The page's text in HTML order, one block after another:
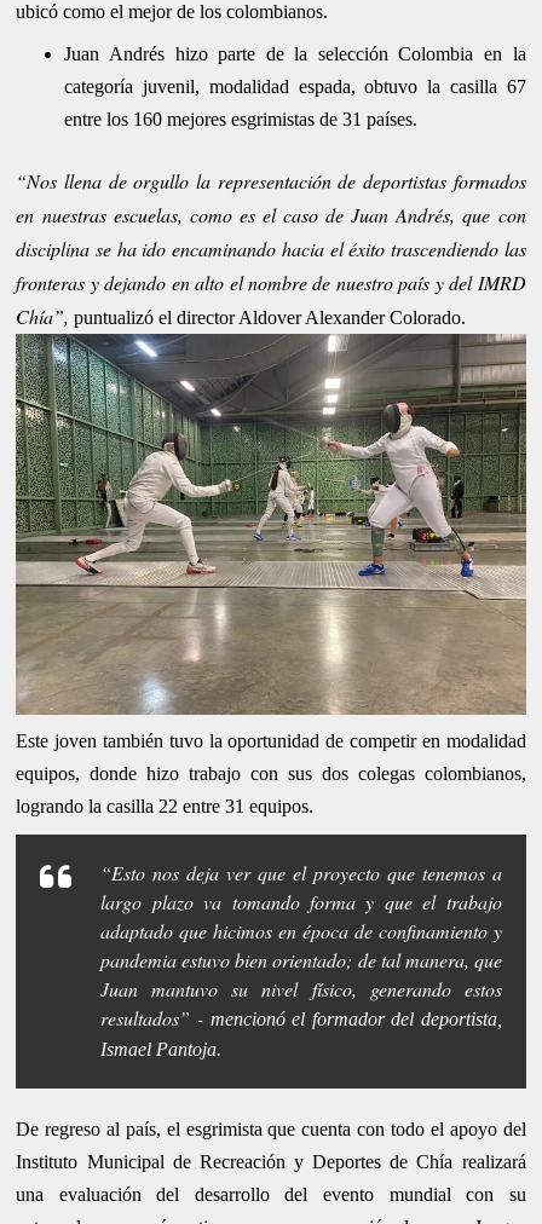
ubicó como el mejor de los colombianos.
Juan Andrés hizo parte de la selección Colombia en la
categoría juvenil, modalidad espada, obtuvo la casilla 67
entre los 160 mejores esgrimistas de 31 países.
“Nos llena de orgullo la representación de deportistas formados
en nuestras escuelas, como es el caso de Juan Andrés, que con
disciplina se ha ido encaminando hacia el éxito trascendiendo las
fronteras y dejando en alto el nombre de nuestro país y del IMRD
Chía”, puntualizó el director Aldover Alexander Colorado.
Este joven también tuvo la oportunidad de competir en modalidad
equipos, donde hizo trabajo con sus dos colegas colombianos,
logrando la casilla 22 entre 31 equipos.
“Esto nos deja ver que el proyecto que tenemos a
largo plazo va tomando forma y que el trabajo
adaptado que hicimos en época de confinamiento y
pandemia estuvo bien orientado; de tal manera, que
Juan mantuvo su nivel físico, generando estos
resultados” -mencionó el formador del deportista,
Ismael Pantoja.
De regreso al país, el esgrimista que cuenta con todo el apoyo del
Instituto Municipal de Recreación y Deportes de Chía realizará
una evaluación del desarrollo del evento mundial con su